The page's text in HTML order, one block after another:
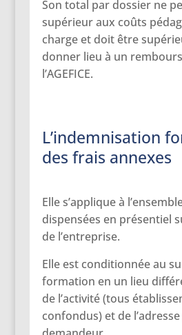
Son total par dossier ne
supérieur aux coûts
charge et doit être
donner lieu à un
l’AGEFICE.
L’indemnisation
des frais annexes
Elle s’applique à
dispensées en présentiel
de l’entreprise.
Elle est conditionnée au
formation en un lieu
de l’activité (tous
confondus) et de